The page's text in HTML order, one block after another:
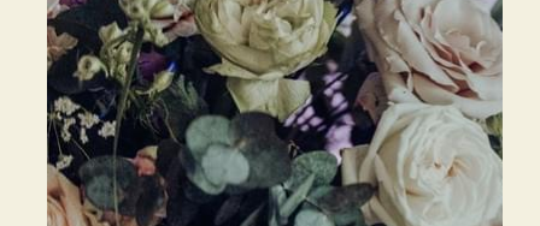
Blog
Partners
Contact
Impressum